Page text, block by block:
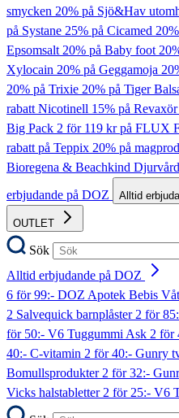
smycken 20% på Sjö&Hav
på Systane 25% på Cicamed
Epsomsalt20% på Baby foot
Xylocain 20% på Geggamoja
20% på Trixie 20% på Tiger
rabatt Nicotinell 15% på Revaxör
Big Pack 2 för 119 kr på FLUX
rabatt på Teppix 20% på
Bioregena & Beachkind
erbjudande på DOZ
Alltid
OUTLET
Sök
Alltid erbjudande på DOZ
6 för 99:- DOZ Apotek Bebis
2 Salvequick barnplåster2 för
för 50:- V6 Tuggummi Ask 2 för
40:- C-vitamin 2 för 40:- Gunry
Bomullsprodukter2 för 32:-
Vicks halstabletter2 för 25:- V6